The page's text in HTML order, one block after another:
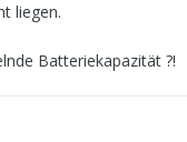
liegen.
Batteriekapazität ?!